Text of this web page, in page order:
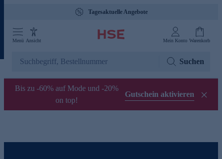
Tagesaktuelle Angebote
Menü Ansicht Mein Konto Warenkorb
Suchen
Bis zu -60% auf Mode und -20%
on top!
Gutschein aktivieren